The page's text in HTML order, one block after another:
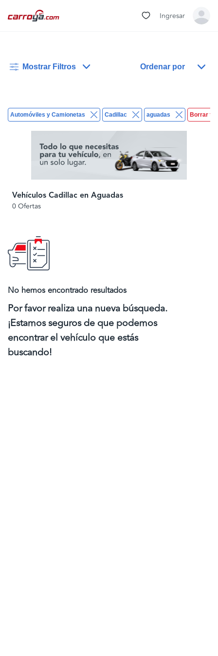
Ingresar
Mostrar Filtros Ordenar por
Automóviles y Camionetas Cadillac aguadas Borrar
Vehículos Cadillac en Aguadas
0 Ofertas
No hemos encontrado resultados
Por favor realiza una nueva búsqueda.
¡Estamos seguros de que podemos
encontrar el vehículo que estás
buscando!